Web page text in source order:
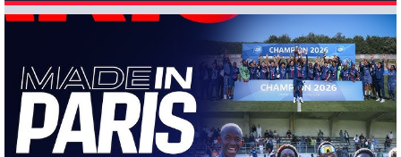
4 AOÛT 2026
Mercato : Khalil Ayari prêté à Dunkerque
(Officiel)
[News-Anciens]Leverkusen : un retour de Diaby envisagé
(Foot Mercato)
[News-Formation]Nsoki va filer au Dinamo Zagreb
(L’Equipe)